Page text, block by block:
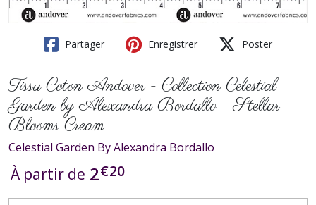
Partager Enregistrer Poster
Tissu Coton Andover - Collection Celestial
Garden by Alexandra Bordallo - Stellar
Blooms Cream
Celestial Garden By Alexandra Bordallo
À partir de 2€20